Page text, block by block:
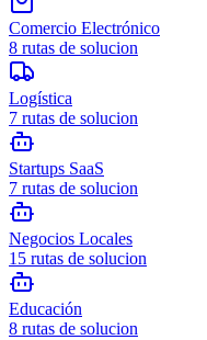
Comercio Electrónico
8 rutas de solucion
Logística
7 rutas de solucion
Startups SaaS
7 rutas de solucion
Negocios Locales
15 rutas de solucion
Educación
8 rutas de solucion